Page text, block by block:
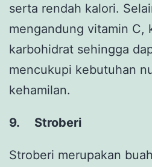
serta rendah kalori.
mengandung vitamin C,
karbohidrat sehingga
mencukupi kebutuhan
kehamilan.
9. Stroberi
Stroberi merupakan